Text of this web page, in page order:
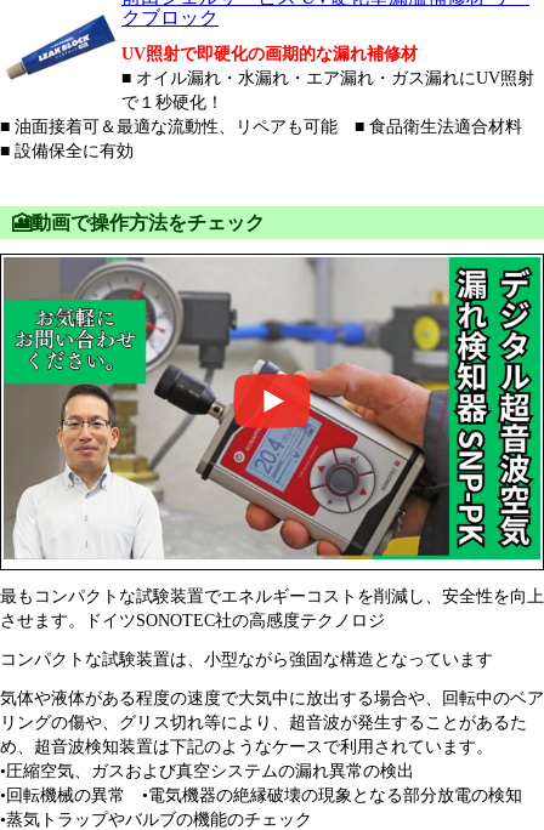
クブロック
UV照射で即硬化の画期的な漏れ補修材
■ オイル漏れ・水漏れ・エア漏れ・ガス漏れにUV照射
で１秒硬化！
■ 油面接着可＆最適な流動性、リペアも可能 ■ 食品衛生法適合材料
■ 設備保全に有効
🎦動画で操作方法をチェック
最もコンパクトな試験装置でエネルギーコストを削減し、安全性を向上
させます。ドイツSONOTEC社の高感度テクノロジ
コンパクトな試験装置は、小型ながら強固な構造となっています
気体や液体がある程度の速度で大気中に放出する場合や、回転中のベア
リングの傷や、グリス切れ等により、超音波が発生することがあるた
め、 超音波検知装置は下記のようなケースで利用されています。
•圧縮空気、ガスおよび真空システムの漏れ異常の検出
•回転機械の異常 •電気機器の絶縁破壊の現象となる部分放電の検知
•蒸気トラップやバルブの機能のチェック